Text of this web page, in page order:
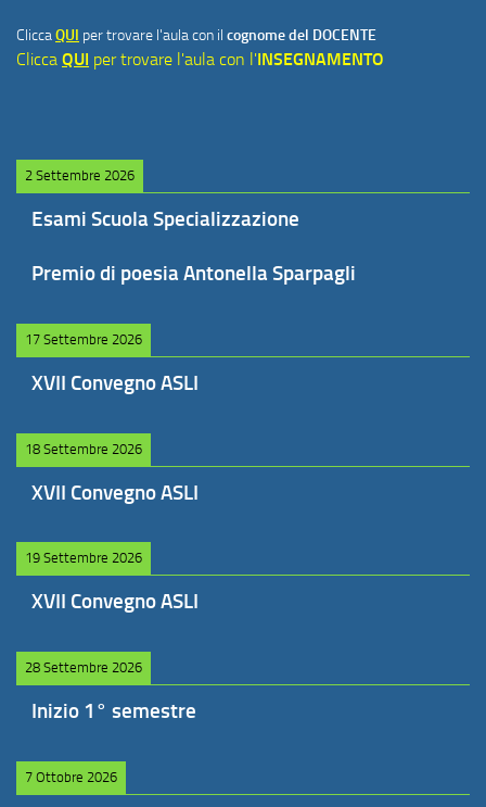
CliccaQUI per trovare l'aula con il cognome del DOCENTE
Clicca QUI per trovare l'aula con l'INSEGNAMENTO
2 Settembre 2026
Esami Scuola Specializzazione
Premio di poesia Antonella Sparpagli
17 Settembre 2026
XVII Convegno ASLI
18 Settembre 2026
XVII Convegno ASLI
19 Settembre 2026
XVII Convegno ASLI
28 Settembre 2026
Inizio 1° semestre
7 Ottobre 2026